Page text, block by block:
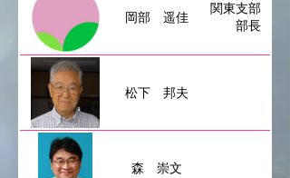
岡部 遥佳
関東支部 支
部長
松下 邦夫
森 崇文